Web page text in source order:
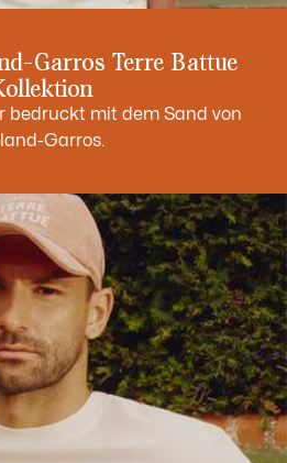
Garros Terre Battue
bedruckt mit dem Sand von
Garros.